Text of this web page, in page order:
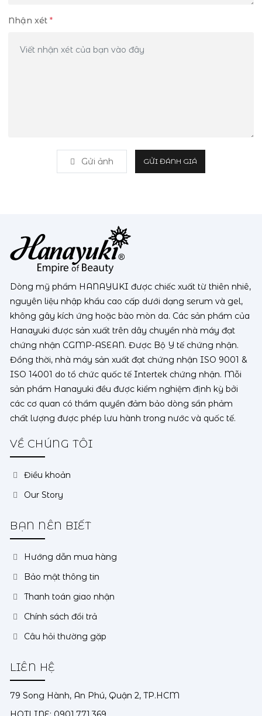
Nhận xét *
Gửi ảnh GỬI ĐÁNH GIÁ
Dòng mỹ phẩm HANAYUKI được chiếc xuất từ thiên nhiê,
nguyên liệu nhập khẩu cao cấp dưới dạng serum và gel,
không gây kích ứng hoặc bào mòn da. Các sản phẩm của
Hanayuki được sản xuất trên dây chuyền nhà máy đạt
chứng nhận CGMP-ASEAN. Được Bộ Y tế chứng nhận.
Đồng thời, nhà máy sản xuất đạt chứng nhận ISO 9001 &
ISO 14001 do tổ chức quốc tế Intertek chứng nhận. Mỗi
sản phẩm Hanayuki đều được kiểm nghiệm định kỳ bởi
các cơ quan có thẩm quyền đảm bảo dòng sẩn phảm
chất lượng được phép lưu hành trong nước và quốc tế.
VỀ CHÚNG TÔI
Điều khoản
Our Story
BẠN NÊN BIẾT
Hướng dẫn mua hàng
Bảo mật thông tin
Thanh toán giao nhận
Chính sách đổi trả
Câu hỏi thường gặp
LIÊN HỆ
79 Song Hành, An Phú, Quận 2, TP.HCM